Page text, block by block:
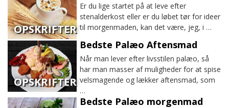
OPSKRIFTER
Er du lige startet på at leve efter
stenalderkost eller er du løbet tør for ideer
til morgenmaden, kan det være, jeg, i …
OPSKRIFTER
Bedste Palæo Aftensmad
Når man lever efter livsstilen palæo, så
har man masser af muligheder for at spise
velsmagende og lækker aftensmad, som
…
Bedste Palæo morgenmad